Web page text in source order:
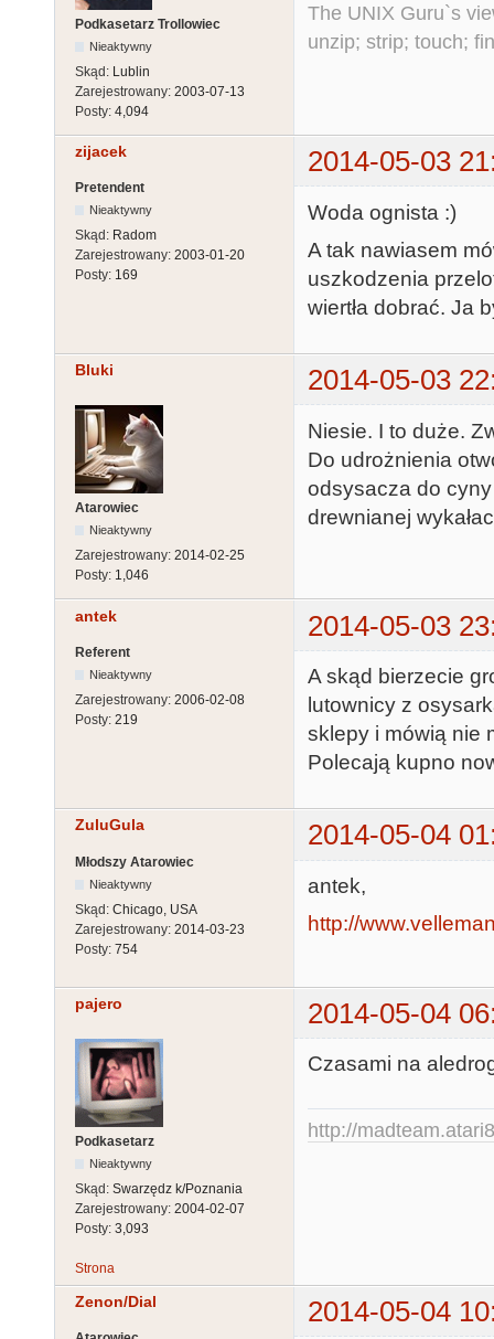
Podkasetarz Trollowiec
Nieaktywny
Skąd: Lublin
Zarejestrowany: 2003-07-13
Posty: 4,094
The UNIX Guru`s
unzip; strip; touch;
zijacek 2014-05-03
Pretendent
Nieaktywny
Skąd: Radom
Zarejestrowany: 2003-01-20
Posty: 169
Woda ognista :)
A tak nawiasem
uszkodzenia
wiertła dobrać. Ja
Bluki 2014-05-03
Atarowiec
Nieaktywny
Zarejestrowany: 2014-02-25
Posty: 1,046
Niesie. I to duże.
Do udrożnienia
odsysacza do
drewnianej
antek 2014-05-03
Referent
Nieaktywny
Zarejestrowany: 2006-02-08
Posty: 219
A skąd bierzecie
lutownicy z
sklepy i mówią nie
Polecają kupno
ZuluGula 2014-05-04
Młodszy Atarowiec
Nieaktywny
Skąd: Chicago, USA
Zarejestrowany: 2014-03-23
Posty: 754
antek,
http://
pajero 2014-05-04
Podkasetarz
Nieaktywny
Skąd: Swarzędz k/Poznania
Zarejestrowany: 2004-02-07
Posty: 3,093
Czasami na
http://
Strona
Zenon/Dial 2014-05-04